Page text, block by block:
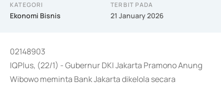
KATEGORI
Ekonomi Bisnis
TERBIT PADA
21 January 2026
02148903
IQPlus, (22/1) - Gubernur DKI Jakarta Pramono Anung
Wibowo meminta Bank Jakarta dikelola secara